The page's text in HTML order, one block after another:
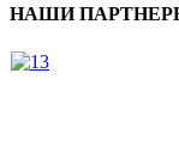
НАШИ